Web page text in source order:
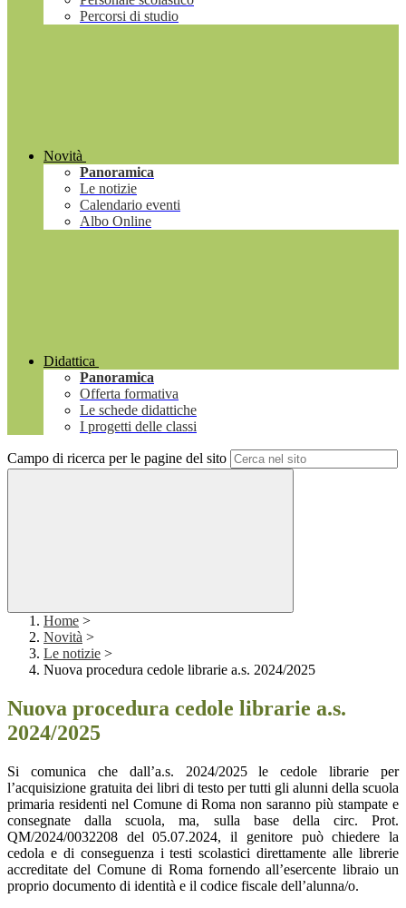
Percorsi di studio
Novità
Panoramica
Le notizie
Calendario eventi
Albo Online
Didattica
Panoramica
Offerta formativa
Le schede didattiche
I progetti delle classi
Campo di ricerca per le pagine del sito
Home >
Novità >
Le notizie >
Nuova procedura cedole librarie a.s. 2024/2025
Nuova procedura cedole librarie a.s.
2024/2025
Si comunica che dall’a.s. 2024/2025 le cedole librarie per
l’acquisizione gratuita dei libri di testo per tutti gli alunni della scuola
primaria residenti nel Comune di Roma non saranno più stampate e
consegnate dalla scuola, ma, sulla base della circ. Prot.
QM/2024/0032208 del 05.07.2024, il genitore può chiedere la
cedola e di conseguenza i testi scolastici direttamente alle librerie
accreditate del Comune di Roma fornendo all’esercente libraio un
proprio documento di identità e il codice fiscale dell’alunna/o.